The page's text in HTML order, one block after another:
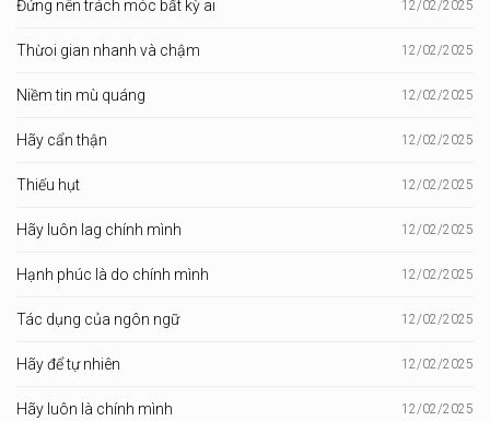
Đứng nên trách móc bất kỳ ai 12/02/2025
Thừoi gian nhanh và chậm 12/02/2025
Niềm tin mù quáng 12/02/2025
Hãy cẩn thận 12/02/2025
Thiếu hụt 12/02/2025
Hãy luôn lag chính mình 12/02/2025
Hạnh phúc là do chính mình 12/02/2025
Tác dụng của ngôn ngữ 12/02/2025
Hãy để tự nhiên 12/02/2025
Hãy luôn là chính mình 12/02/2025